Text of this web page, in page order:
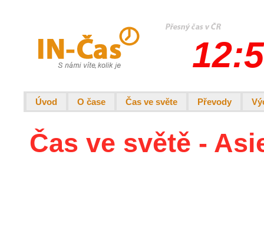
Úvod O čase Čas ve světe Převody
Čas ve světě -